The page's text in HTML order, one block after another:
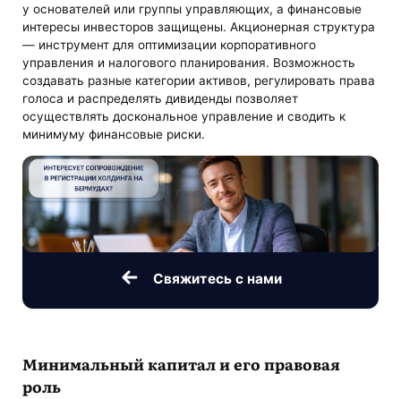
у основателей или группы управляющих, а финансовые
интересы инвесторов защищены. Акционерная структура
— инструмент для оптимизации корпоративного
управления и налогового планирования. Возможность
создавать разные категории активов, регулировать права
голоса и распределять дивиденды позволяет
осуществлять доскональное управление и сводить к
минимуму финансовые риски.
Свяжитесь с нами
Минимальный капитал и его правовая
роль